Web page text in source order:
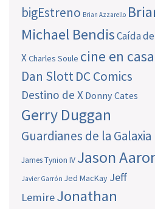
bigEstreno Brian Azzarello
Michael BendisCaída de
XCharles Soule cine en casa
Dan SlottDC Comics
Destino de X Donny Cates
Gerry Duggan
Guardianes de la Galaxia
James Tynion IV Jason
Javier Garrón Jed MacKay Jeff
LemireJonathan